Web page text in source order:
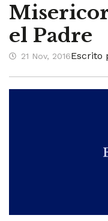
el Padre
21 Nov, 2016Escrito